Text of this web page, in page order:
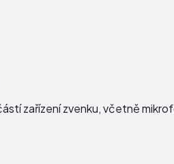
zařízení zvenku, včetně